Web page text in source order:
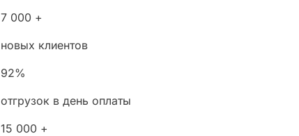
7 000 +
новых клиентов
92%
отгрузок в день оплаты
15 000 +